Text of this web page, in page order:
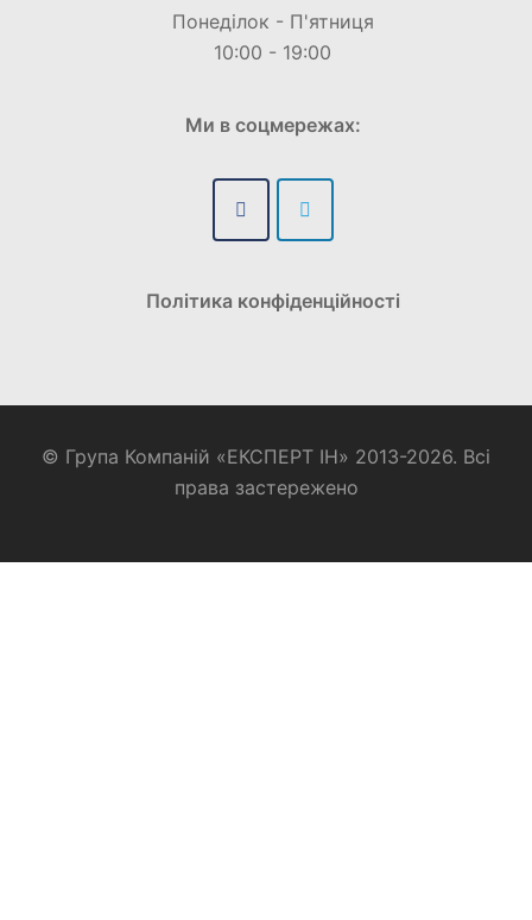
Понеділок - П'ятниця
10:00 - 19:00
Ми в соцмережах:
Політика конфіденційності
© Група Компаній «ЕКСПЕРТ ІН» 2013-2026. Всі
права застережено